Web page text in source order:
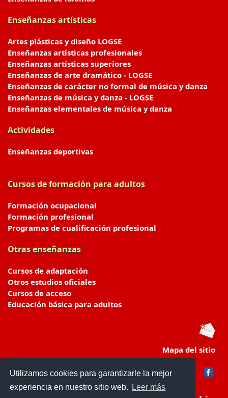
Utilizamos cookies para garantizarle la mejor
experiencia en nuestro sitio web.
Leer más
Enseñanzas artísticas
Artes plásticas y diseño LOGSE
Enseñanzas artísticas profesionales
Enseñanzas artísticas superiores
Enseñanzas de arte dramático - LOGSE
Enseñanzas de carácter no formal de música y danza
Enseñanzas de música y danza - LOGSE
Enseñanzas elementales de música y danza
Actividades
Enseñanzas deportivas
Cursos de formación para adultos
Formación ocupacional
Formación profesional
Programas de cualificación profesional
Otras enseñanzas
Cursos de adaptación
Otros estudios oficiales
Cursos de acceso
Educación básica para adultos
Mapa del sitio